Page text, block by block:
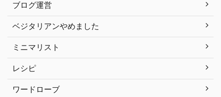
ブログ運営
ベジタリアンやめました
ミニマリスト
レシピ
ワードローブ